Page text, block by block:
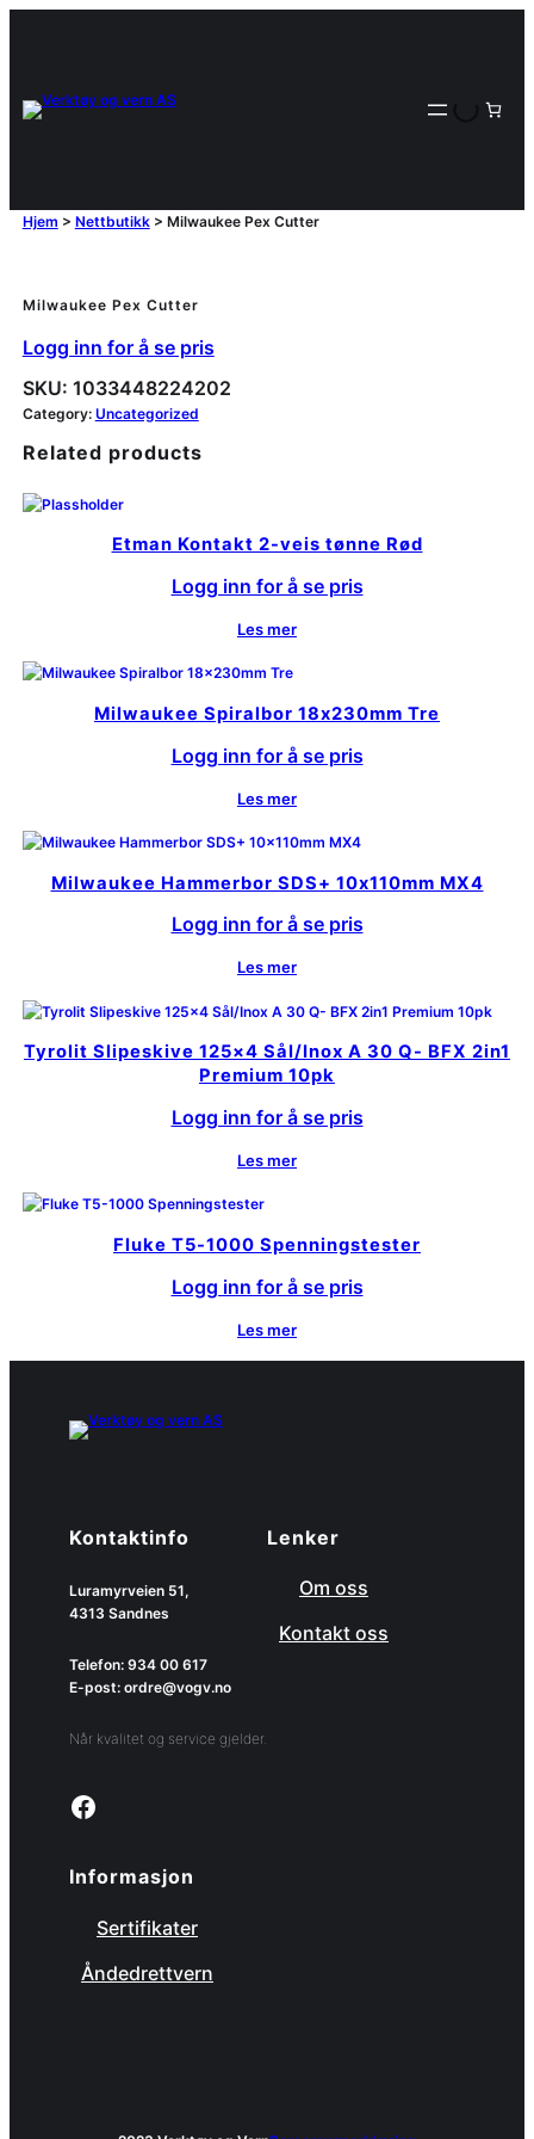
Hjem > Nettbutikk> Milwaukee Pex Cutter
Milwaukee Pex Cutter
Logg inn for å se pris
SKU: 1033448224202
Category: Uncategorized
Related products
Etman Kontakt 2-veis tønne Rød
Logg inn for å se pris
Les mer
Milwaukee Spiralbor 18x230mm Tre
Logg inn for å se pris
Les mer
Milwaukee Hammerbor SDS+ 10x110mm MX4
Logg inn for å se pris
Les mer
Tyrolit Slipeskive 125×4 Sål/Inox A 30 Q- BFX 2in1
Premium 10pk
Logg inn for å se pris
Les mer
Fluke T5-1000 Spenningstester
Logg inn for å se pris
Les mer
Kontaktinfo
Luramyrveien 51,
4313 Sandnes
Telefon: 934 00 617
E-post: ordre@vogv.no
Når kvalitet og service gjelder.
Link to facebook page
Lenker
Om oss
Kontakt oss
Informasjon
Sertifikater
Åndedrettvern